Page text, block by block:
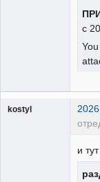
с
kostyl
и тут